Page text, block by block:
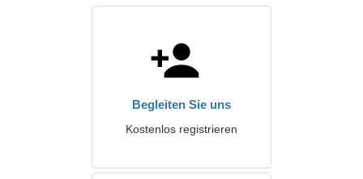
Begleiten Sie uns
Kostenlos registrieren